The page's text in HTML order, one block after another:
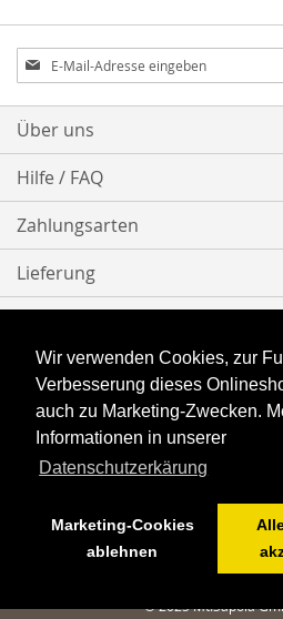
Wir verwenden Cookies, zur
Verbesserung dieses
auch zu Marketing-Zwecken.
Informationen in unserer
Datenschutzerkärung
Marketing-Cookies
ablehnen
Anmeldung
zum
Newsletter:
Über uns
Hilfe / FAQ
Zahlungsarten
Lieferung
Impressum
Datenschutz
Vertrag widerrufen
© 2025 Mt.Sapola